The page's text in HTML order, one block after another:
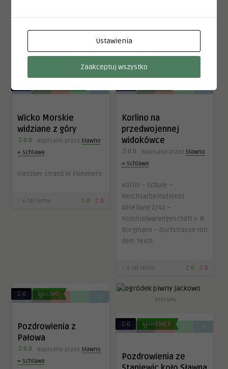
Vietzker strand in Pommern
Wicko Morskie
widziane z góry
0.0 Napisane przez Sławno
= Schlawe
Vietzker strand in Pommern
6 lat temu 0 0
Korlino na
przedwojennej
widokówce
0.0 Napisane przez Sławno
= Schlawe
Körlin – Schule –
Reichsarbeitsdienst
Abteilung 2/41 –
Kolonialwarengeschäft v. R.
Borgmann – Dorfstrasse mit
dem Teich
6 lat temu 0 0
0 PAŁOWO
Pozdrowienia z
Pałowa
0.0 Napisane przez Sławno
= Schlawe
REKLAMA
0 STANIEWICE
Pozdrowienia ze
Ustawienia
Zaakceptuj wszystko